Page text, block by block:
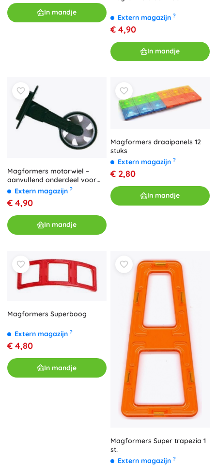
In mandje
Extern magazijn ?
€ 4,90
In mandje
Magformers motorwiel –
aanvullend onderdeel voor
driewielers en eensporig
Extern magazijn ?
€ 4,90
In mandje
Magformers draaipanels 12
stuks
Extern magazijn ?
€ 2,80
In mandje
Magformers Superboog
Extern magazijn ?
€ 4,80
In mandje
Magformers Super trapezia 1
st.
Extern magazijn ?